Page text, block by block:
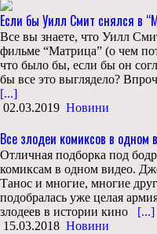
Если бы Уилл Смит снялся в
Все вы знаете, что Уилл
фильме “Матрица” (о чем
что было бы, если бы он
бы все это выглядело?
[...]
02.03.2019 Новини
Все злодеи комиксов в одном
Отличная подборка под
комиксам в одном видео.
Танос и многие, многие
подобралась уже целая
злодеев в истории кино
[...]
15.03.2018 Новини